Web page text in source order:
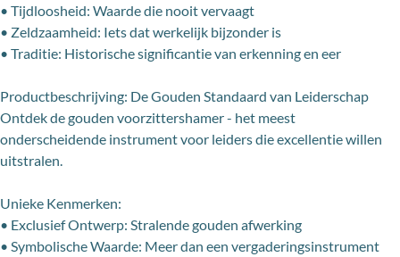
• Tijdloosheid: Waarde die nooit vervaagt
• Zeldzaamheid: Iets dat werkelijk bijzonder is
• Traditie: Historische significantie van erkenning en eer
Productbeschrijving: De Gouden Standaard van Leiderschap
Ontdek de gouden voorzittershamer - het meest
onderscheidende instrument voor leiders die excellentie willen
uitstralen.
Unieke Kenmerken:
• Exclusief Ontwerp: Stralende gouden afwerking
• Symbolische Waarde: Meer dan een vergaderingsinstrument